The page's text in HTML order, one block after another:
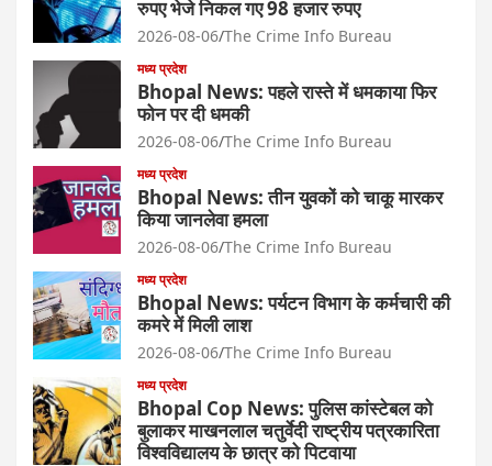
रुपए भेजे निकल गए 98 हजार रुपए
2026-08-06 The Crime Info Bureau
मध्य प्रदेश
Bhopal News: पहले रास्ते में धमकाया फिर
फोन पर दी धमकी
2026-08-06 The Crime Info Bureau
मध्य प्रदेश
Bhopal News: तीन युवकों को चाकू मारकर
किया जानलेवा हमला
2026-08-06 The Crime Info Bureau
मध्य प्रदेश
Bhopal News: पर्यटन विभाग के कर्मचारी की
कमरे में मिली लाश
2026-08-06 The Crime Info Bureau
मध्य प्रदेश
Bhopal Cop News: पुलिस कांस्टेबल को
बुलाकर माखनलाल चतुर्वेदी राष्ट्रीय पत्रकारिता
विश्वविद्यालय के छात्र को पिटवाया